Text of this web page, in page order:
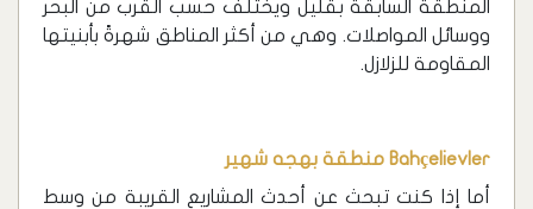
المنطقة السابقة بقليل ويختلف حسب القرب من البحر
ووسائل المواصلات. وهي من أكثر المناطق شهرةً بأبنيتها
المقاومة للزلازل.
Bahçelievler منطقة بهجه شهير
أما إذا كنت تبحث عن أحدث المشاريع القريبة من وسط